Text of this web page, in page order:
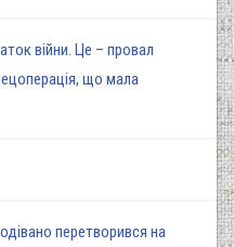
війни. Це – провал
що мала
перетворився на